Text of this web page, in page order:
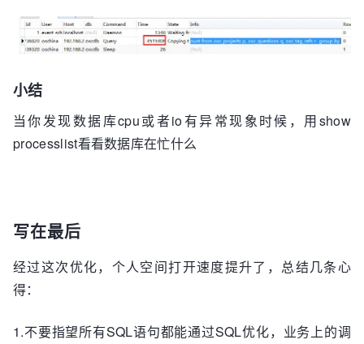
小结
当你发现数据库cpu或者io有异常现象时候，用show
processlist看看数据库在忙什么
写在最后
经过这次优化，个人空间打开速度提升了，总结几条心
得：
1.不要指望所有SQL语句都能通过SQL优化，业务上的调